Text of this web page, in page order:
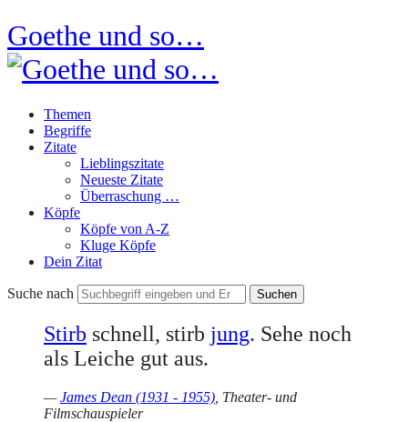
Goethe und so…
Themen
Begriffe
Zitate
Lieblingszitate
Neueste Zitate
Überraschung …
Köpfe
Köpfe von A-Z
Kluge Köpfe
Dein Zitat
Suche nach
Stirb schnell, stirb jung. Sehe noch
als Leiche gut aus.
—James Dean (1931 - 1955) , Theater- und
Filmschauspieler